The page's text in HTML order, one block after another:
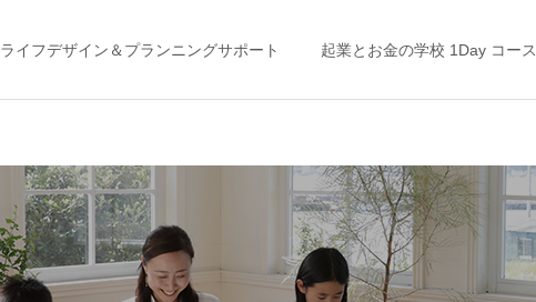
ライフデザイン＆プランニングサポート 起業とお金の学校 1Day コース
ライフプラン 家計の整え方